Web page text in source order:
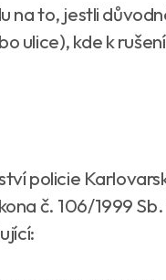
na to, jestli
ulice), kde k
policie
č. 106/1999